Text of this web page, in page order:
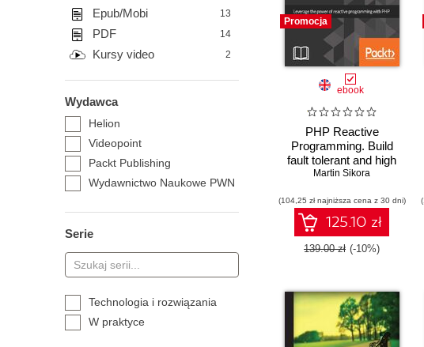
Epub/Mobi 13
PDF 14
Kursy video 2
Wydawca
Helion
Videopoint
Packt Publishing
Wydawnictwo Naukowe PWN
Serie
Technologia i rozwiązania
W praktyce
Promocja
ebook
PHP Reactive
Programming. Build
fault tolerant and high
performing application
reactive architecture
Martin Sikora
(104,25 zł najniższa cena z 30 dni)
125.10 zł
139.00 zł (-10%)